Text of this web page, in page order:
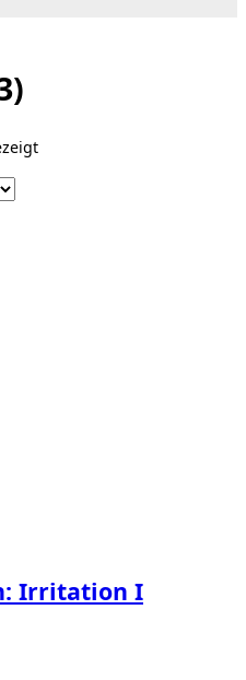
Irritation I